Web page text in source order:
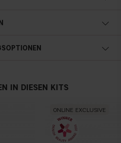
rötlicher teint
Blau-, Rosa- oder Gelbton
IN DIESEN KITS
ONLINE EXCLUSIVE